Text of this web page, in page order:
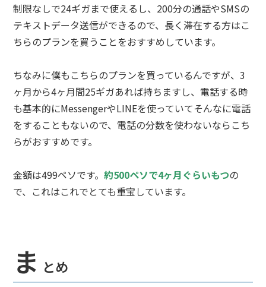
制限なしで24ギガまで使えるし、200分の通話やSMSの
テキストデータ送信ができるので、長く滞在する方はこ
ちらのプランを買うことをおすすめしています。
ちなみに僕もこちらのプランを買っているんですが、3
ヶ月から4ヶ月間25ギガあれば持ちますし、電話する時
も基本的にMessengerやLINEを使っていてそんなに電話
をすることもないので、電話の分数を使わないならこち
らがおすすめです。
金額は499ペソです。約500ペソで4ヶ月ぐらいもつの
で、これはこれでとても重宝しています。
ま とめ